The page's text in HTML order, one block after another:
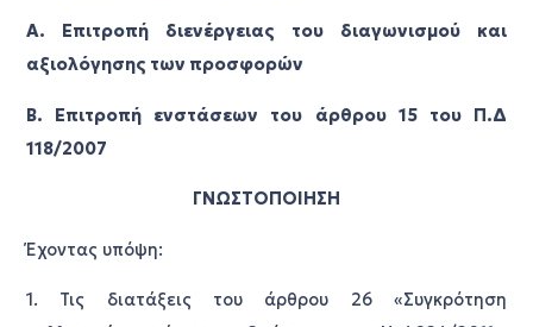
Α. Επιτροπή διενέργειας του διαγωνισμού και
αξιολόγησης των προσφορών
Β. Επιτροπή ενστάσεων του άρθρου 15 του Π.Δ
118/2007
ΓΝΩΣΤΟΠΟΙΗΣΗ
Έχοντας υπόψη:
1. Τις διατάξεις του άρθρου 26 «Συγκρότηση